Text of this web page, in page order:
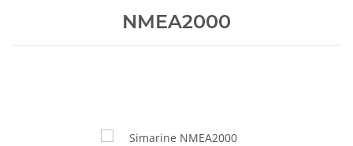
NMEA2000